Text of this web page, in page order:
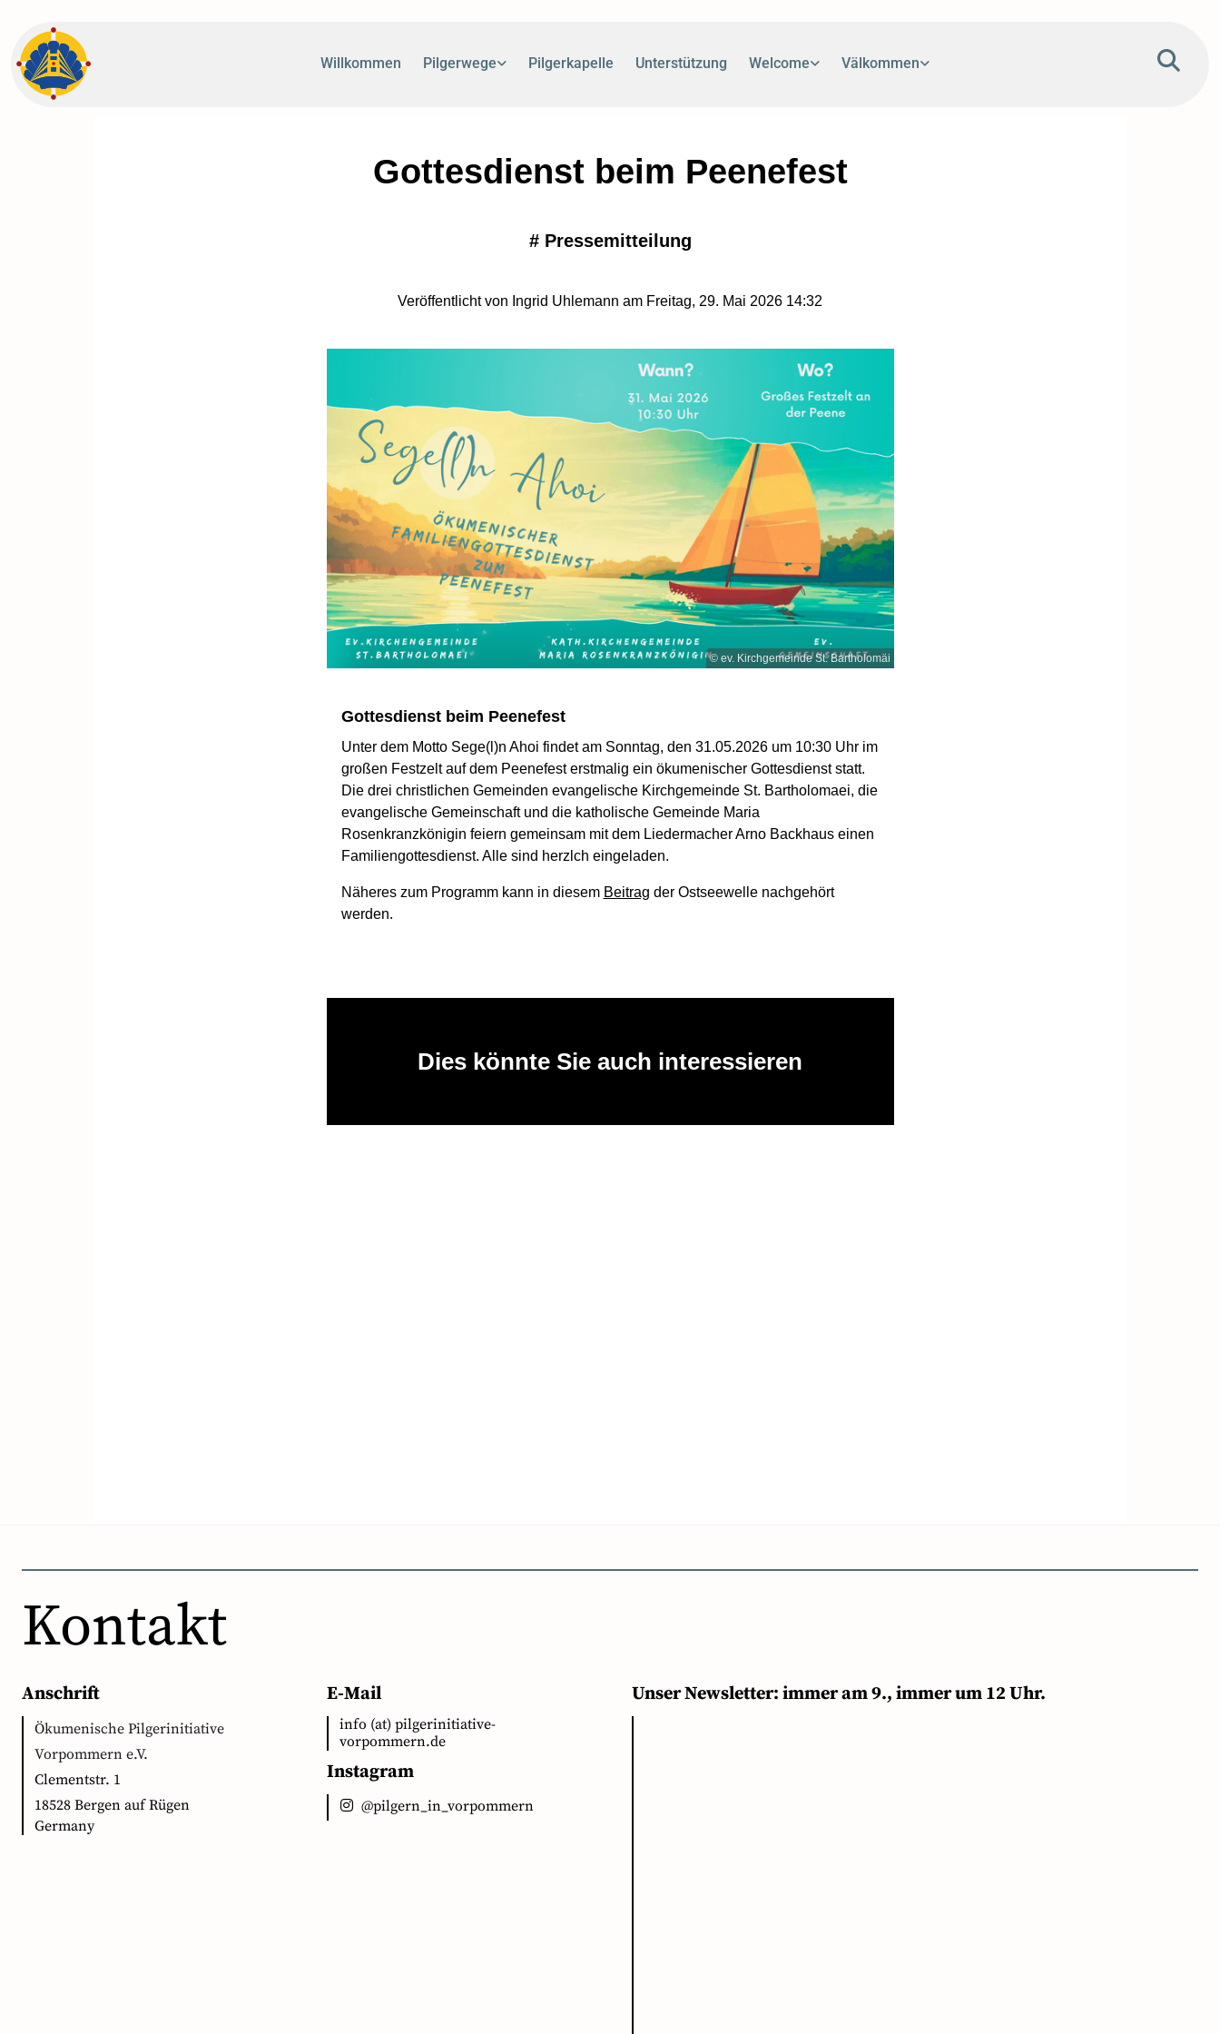
Willkommen Pilgerwege Pilgerkapelle Unterstützung Welcome Välkommen
Gottesdienst beim Peenefest
# Pressemitteilung
Veröffentlicht von Ingrid Uhlemann am Freitag, 29. Mai 2026 14:32
© ev. Kirchgemeinde St. Bartholomäi
Gottesdienst beim Peenefest
Unter dem Motto Sege(l)n Ahoi findet am Sonntag, den 31.05.2026 um 10:30 Uhr im
großen Festzelt auf dem Peenefest erstmalig ein ökumenischer Gottesdienst statt.
Die drei christlichen Gemeinden evangelische Kirchgemeinde St. Bartholomaei, die
evangelische Gemeinschaft und die katholische Gemeinde Maria
Rosenkranzkönigin feiern gemeinsam mit dem Liedermacher Arno Backhaus einen
Familiengottesdienst. Alle sind herzlch eingeladen.
Näheres zum Programm kann in diesem Beitrag der Ostseewelle nachgehört
werden.
Dies könnte Sie auch interessieren
Kontakt
Anschrift
Ökumenische Pilgerinitiative
Vorpommern e.V.
Clementstr. 1
18528 Bergen auf Rügen
Germany
E-Mail
info (at) pilgerinitiative-
vorpommern.de
Instagram
@pilgern_in_vorpommern
Unser Newsletter: immer am 9., immer um 12 Uhr.